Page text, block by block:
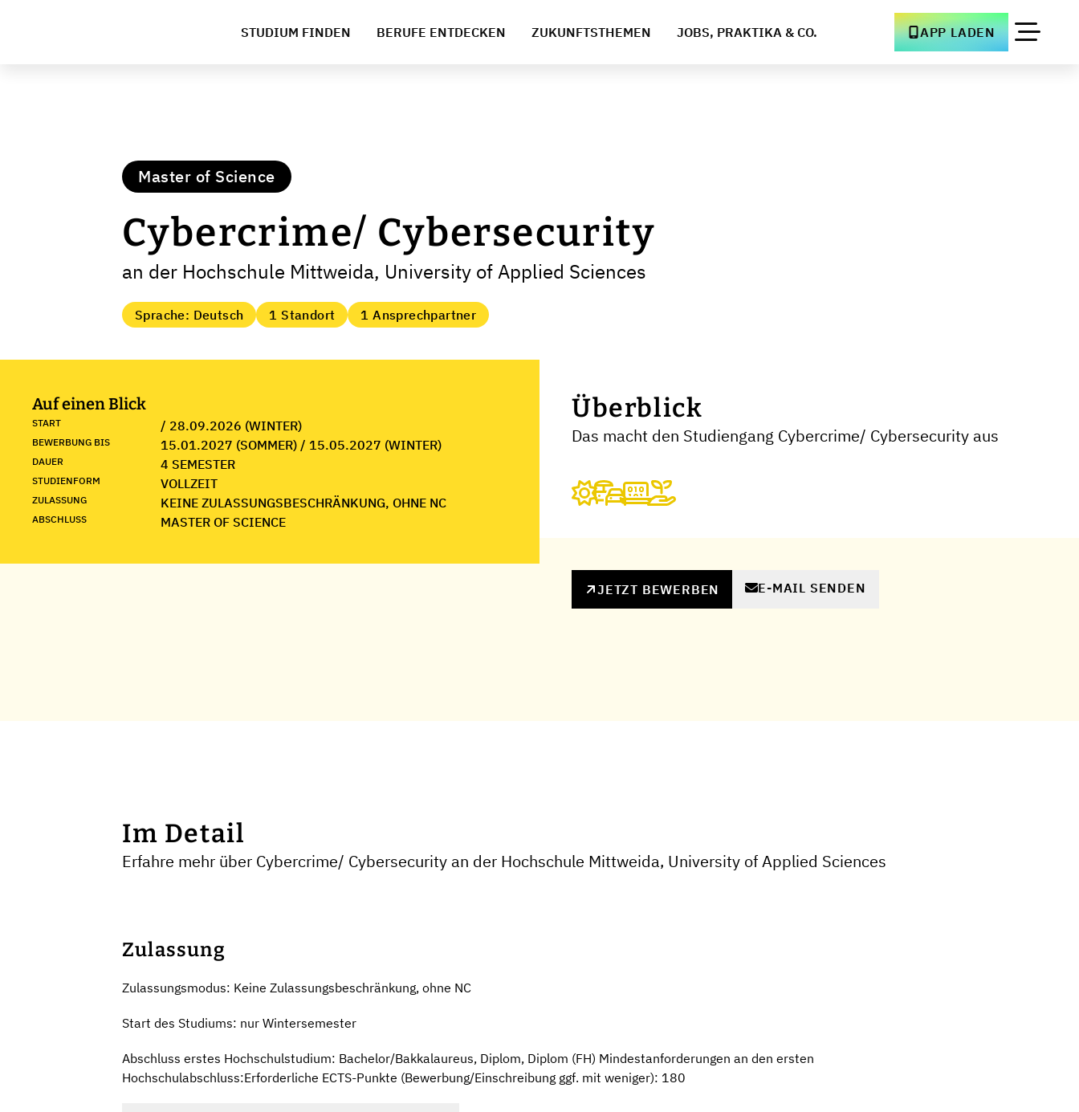
STUDIUM FINDEN BERUFE ENTDECKEN ZUKUNFTSTHEMEN JOBS, PRAKTIKA & CO. APP LADEN
Master of Science
Cybercrime/ Cybersecurity
an der Hochschule Mittweida, University of Applied Sciences
Sprache: Deutsch 1 Standort 1 Ansprechpartner
Auf einen Blick
START / 28.09.2026 (WINTER)
BEWERBUNG BIS 15.01.2027 (SOMMER) / 15.05.2027 (WINTER)
DAUER 4 SEMESTER
STUDIENFORM VOLLZEIT
ZULASSUNG KEINE ZULASSUNGSBESCHRÄNKUNG, OHNE NC
ABSCHLUSS MASTER OF SCIENCE
Überblick
Das macht den Studiengang Cybercrime/ Cybersecurity aus
JETZT BEWERBEN E-MAIL SENDEN
Im Detail
Erfahre mehr über Cybercrime/ Cybersecurity an der Hochschule Mittweida, University of Applied Sciences
Zulassung
Zulassungsmodus: Keine Zulassungsbeschränkung, ohne NC
Start des Studiums: nur Wintersemester
Abschluss erstes Hochschulstudium: Bachelor/Bakkalaureus, Diplom, Diplom (FH) Mindestanforderungen an den ersten
Hochschulabschluss:Erforderliche ECTS-Punkte (Bewerbung/Einschreibung ggf. mit weniger): 180